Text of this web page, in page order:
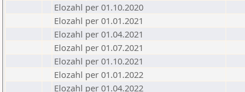
Elozahl per 01.10.2020
Elozahl per 01.01.2021
Elozahl per 01.04.2021
Elozahl per 01.07.2021
Elozahl per 01.10.2021
Elozahl per 01.01.2022
Elozahl per 01.04.2022